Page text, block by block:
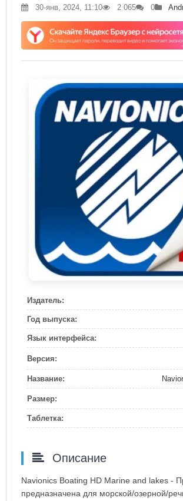
30-янв, 2024, 11:10 2 065 0
Издатель:
Год выпуска:
Язык интерфейса:
Версия:
Название:
Размер:
Таблетка:
Описание
Navionics Boating HD Marine and lakes -
предназначена для морской/озерной/